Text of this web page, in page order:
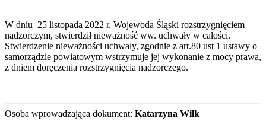
W dniu 25 listopada 2022 r. Wojewoda Śląski rozstrzygnięciem
nadzorczym, stwierdził nieważność ww. uchwały w całości.
Stwierdzenie nieważności uchwały, zgodnie z art.80 ust 1 ustawy o
samorządzie powiatowym wstrzymuje jej wykonanie z mocy prawa,
z dniem doręczenia rozstrzygnięcia nadzorczego.
Osoba wprowadzająca dokument: Katarzyna Wilk